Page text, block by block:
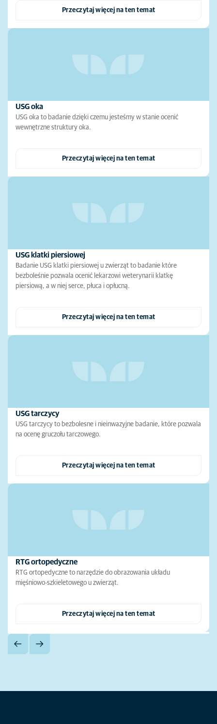
Przeczytaj więcej na ten temat
USG oka
USG oka to badanie dzięki czemu jesteśmy w stanie ocenić
wewnętrzne struktury oka.
Przeczytaj więcej na ten temat
USG klatki piersiowej
Badanie USG klatki piersiowej u zwierząt to badanie które
bezboleśnie pozwala ocenić lekarzowi weterynarii klatkę
piersiową, a w niej serce, płuca i opłucną.
Przeczytaj więcej na ten temat
USG tarczycy
USG tarczycy to bezbolesne i nieinwazyjne badanie, które pozwala
na ocenę gruczołu tarczowego.
Przeczytaj więcej na ten temat
RTG ortopedyczne
RTG ortopedyczne to narzędzie do obrazowania układu
mięśniowo-szkieletowego u zwierząt.
Przeczytaj więcej na ten temat